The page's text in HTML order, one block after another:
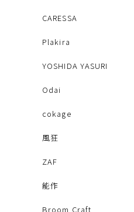
CARESSA
Plakira
YOSHIDA YASURI
Odai
cokage
風狂
ZAF
能作
Broom Craft